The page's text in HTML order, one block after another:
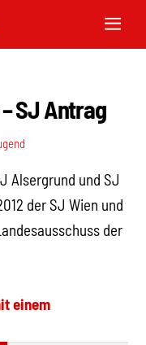
SJ Antrag
Alsergrund und SJ
der SJ Wien und
der
einem